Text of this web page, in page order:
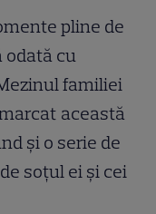
pline de
cu
familiei
această
și o serie de
soțul ei și cei